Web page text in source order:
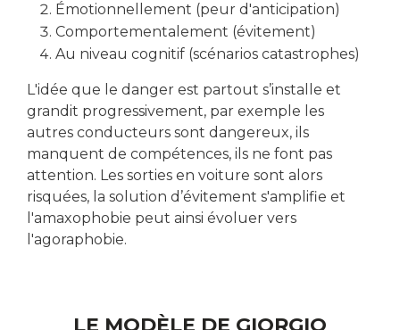
Émotionnellement (peur d'anticipation)
Comportementalement (évitement)
Au niveau cognitif (scénarios catastrophes)
L'idée que le danger est partout s’installe et
grandit progressivement, par exemple les
autres conducteurs sont dangereux, ils
manquent de compétences, ils ne font pas
attention. Les sorties en voiture sont alors
risquées, la solution d’évitement s'amplifie et
l'amaxophobie peut ainsi évoluer vers
l'agoraphobie.